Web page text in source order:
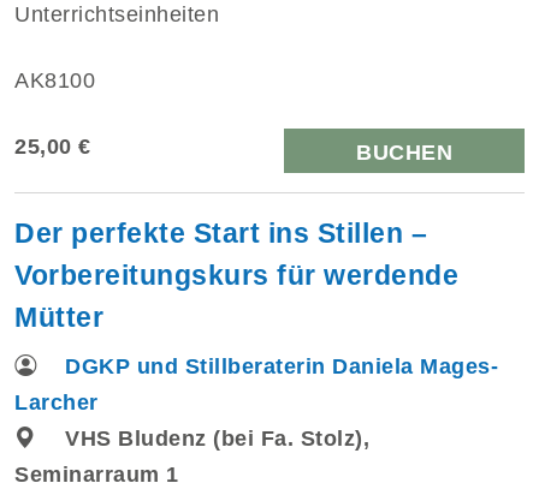
Unterrichtseinheiten
AK8100
25,00 € BUCHEN
Der perfekte Start ins Stillen –
Vorbereitungskurs für werdende
Mütter
DGKP und Stillberaterin Daniela Mages-
Larcher
VHS Bludenz (bei Fa. Stolz),
Seminarraum 1